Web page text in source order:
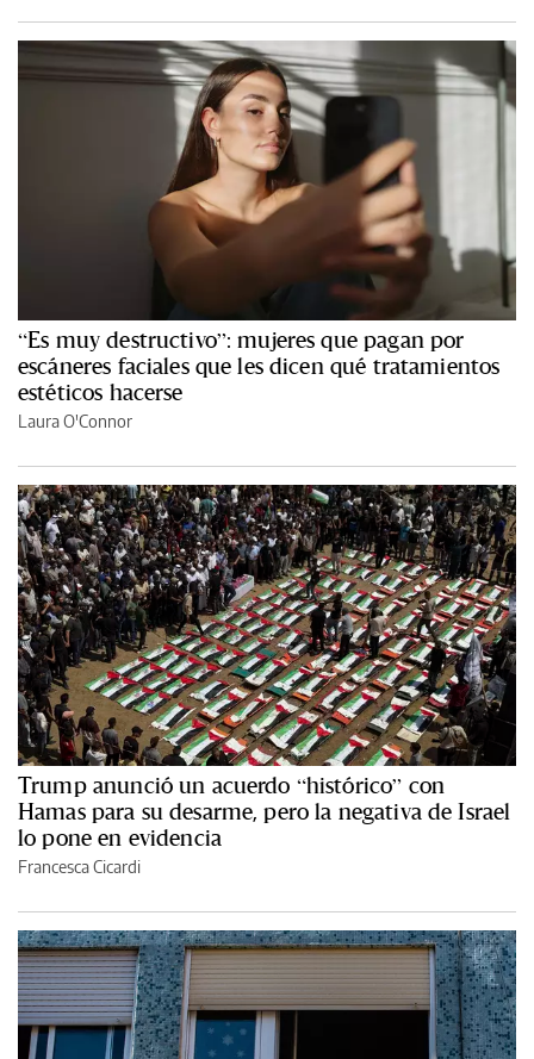
“Es muy destructivo”: mujeres que pagan por
escáneres faciales que les dicen qué tratamientos
estéticos hacerse
Laura O'Connor
Trump anunció un acuerdo “histórico” con
Hamas para su desarme, pero la negativa de Israel
lo pone en evidencia
Francesca Cicardi